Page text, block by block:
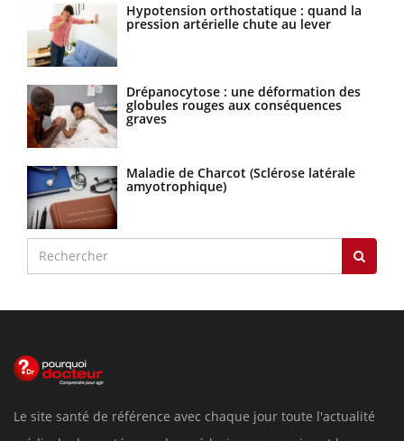
Hypotension orthostatique : quand la
pression artérielle chute au lever
Drépanocytose : une déformation des
globules rouges aux conséquences
graves
Maladie de Charcot (Sclérose latérale
amyotrophique)
Le site santé de référence avec chaque jour toute l'actualité